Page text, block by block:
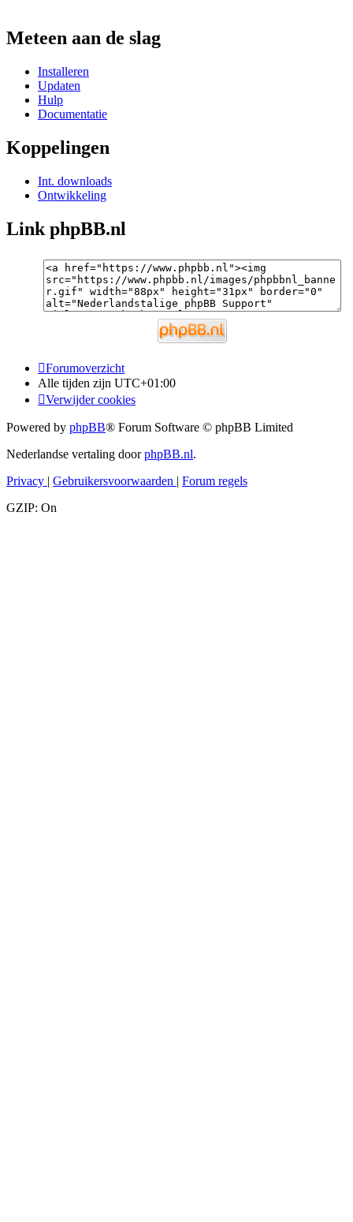
Meteen aan de slag
Installeren
Updaten
Hulp
Documentatie
Koppelingen
Int. downloads
Ontwikkeling
Link phpBB.nl
Forumoverzicht
Alle tijden zijn UTC+01:00
Verwijder cookies
Powered by phpBB® Forum Software © phpBB Limited
Nederlandse vertaling doorphpBB.nl.
Privacy | Gebruikersvoorwaarden | Forum regels
GZIP: On